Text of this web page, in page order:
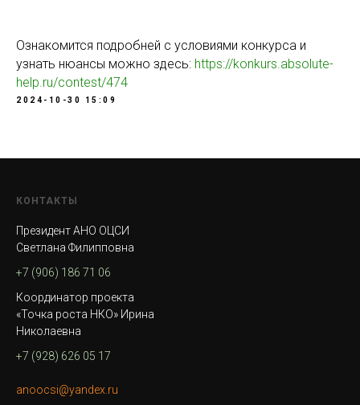
Ознакомится подробней с условиями конкурса и
узнать нюансы можно здесь: https://konkurs.absolute-
help.ru/contest/474
2024-10-30 15:09
КОНТАКТЫ
Президент АНО ОЦСИ
Светлана Филипповна
+7 (906) 186 71 06
Координатор проекта
«Точка роста НКО» Ирина
Николаевна
+7 (928) 626 05 17
anoocsi@yandex.ru